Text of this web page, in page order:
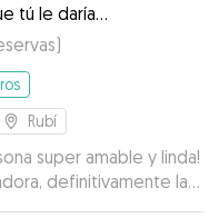
tú le darías
)
Rubí
super amable y linda!
definitivamente la
y responsable!! 10